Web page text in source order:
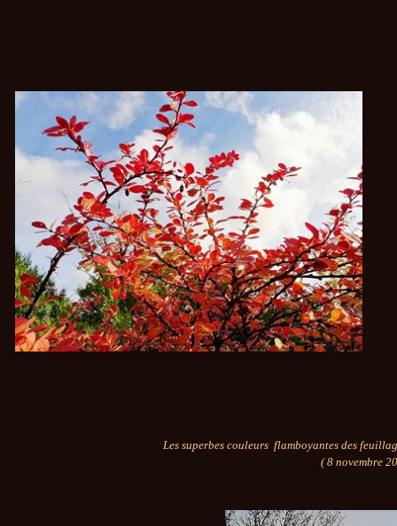
Les superbes couleurs flamboyantes des
( 8 novembre